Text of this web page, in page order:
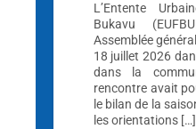
L’Entente
Bukavu
Assemblée
18 juillet 2026
dans la
rencontre avait
le bilan de la
les orientations […]